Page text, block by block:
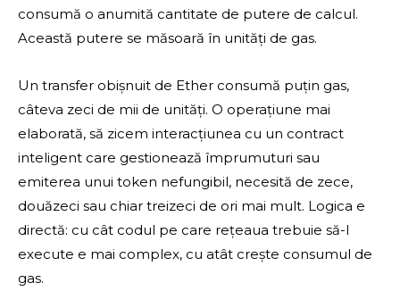
consumă o anumită cantitate de putere de calcul.
Această putere se măsoară în unități de gas.
Un transfer obișnuit de Ether consumă puțin gas,
câteva zeci de mii de unități. O operațiune mai
elaborată, să zicem interacțiunea cu un contract
inteligent care gestionează împrumuturi sau
emiterea unui token nefungibil, necesită de zece,
douăzeci sau chiar treizeci de ori mai mult. Logica e
directă: cu cât codul pe care rețeaua trebuie să-l
execute e mai complex, cu atât crește consumul de
gas.